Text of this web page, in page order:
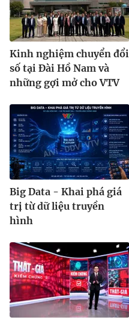
Kinh nghiệm chuyển đổi
số tại Đài Hồ Nam và
những gợi mở cho VTV
Big Data - Khai phá giá
trị từ dữ liệu truyền
hình